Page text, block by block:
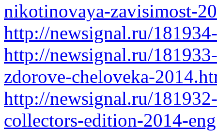
nikotinovaya-zavisimost-
http://newsignal.ru/
http://newsignal.ru/
zdorove-cheloveka-
http://newsignal.ru/
collectors-edition-2014-